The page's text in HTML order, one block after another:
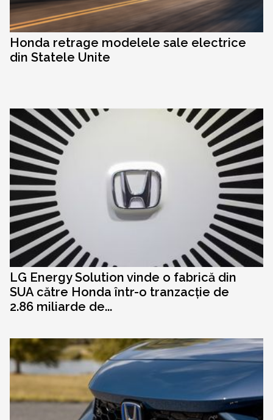
Honda retrage modelele sale electrice
din Statele Unite
LG Energy Solution vinde o fabrică din
SUA către Honda într-o tranzacție de
2.86 miliarde de...